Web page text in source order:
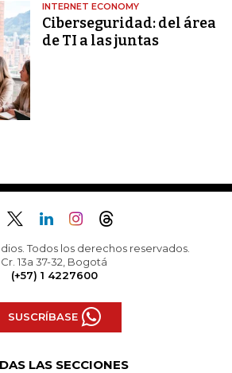
INTERNET ECONOMY
Ciberseguridad: del área
de TI a las juntas
Todos los derechos reservados.
Cr. 13a 37-32, Bogotá
(+57) 1 4227600
SUSCRÍBASE
LAS SECCIONES